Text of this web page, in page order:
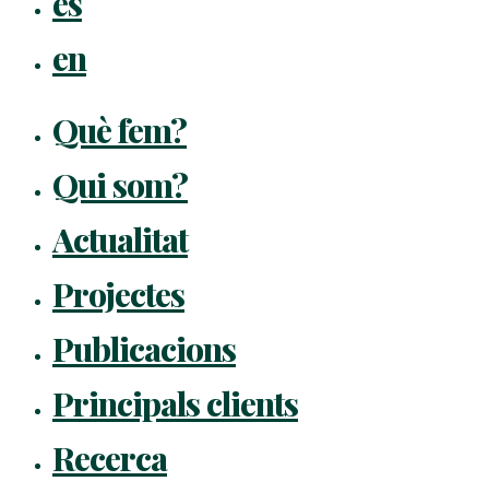
en
Què fem?
Qui som?
Actualitat
Projectes
Publicacions
Principals clients
Recerca